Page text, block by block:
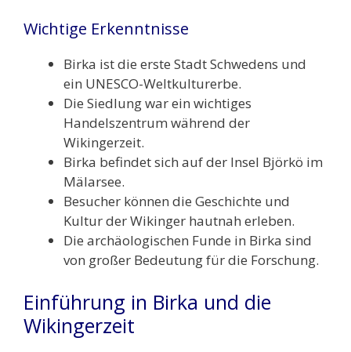
Wichtige Erkenntnisse
Birka ist die erste Stadt Schwedens und
ein UNESCO-Weltkulturerbe.
Die Siedlung war ein wichtiges
Handelszentrum während der
Wikingerzeit.
Birka befindet sich auf der Insel Björkö im
Mälarsee.
Besucher können die Geschichte und
Kultur der Wikinger hautnah erleben.
Die archäologischen Funde in Birka sind
von großer Bedeutung für die Forschung.
Einführung in Birka und die
Wikingerzeit